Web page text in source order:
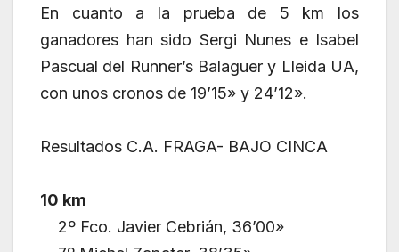
En cuanto a la prueba de 5 km los
ganadores han sido Sergi Nunes e Isabel
Pascual del Runner’s Balaguer y Lleida UA,
con unos cronos de 19’15» y 24’12».
Resultados C.A. FRAGA- BAJO CINCA
10 km
2º Fco. Javier Cebrián, 36’00»